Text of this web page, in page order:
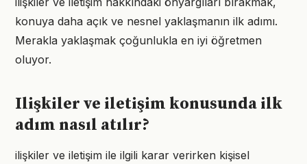
konuya daha açık ve nesnel yaklaşmanın ilk adımı.
Merakla yaklaşmak çoğunlukla en iyi öğretmen
oluyor.
Ilişkiler ve iletişim konusunda ilk
adım nasıl atılır?
ilişkiler ve iletişim ile ilgili karar verirken kişisel